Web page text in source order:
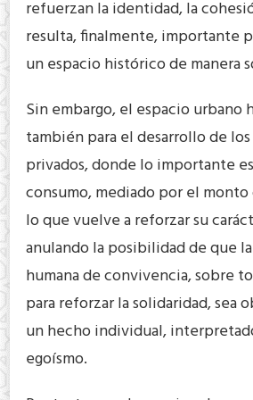
refuerzan la identidad, la
resulta, finalmente, importante
un espacio histórico de manera
Sin embargo, el espacio urbano
también para el desarrollo de
privados, donde lo importante
consumo, mediado por el monto
lo que vuelve a reforzar su
anulando la posibilidad de que
humana de convivencia, sobre
para reforzar la solidaridad, sea
un hecho individual,
egoísmo.